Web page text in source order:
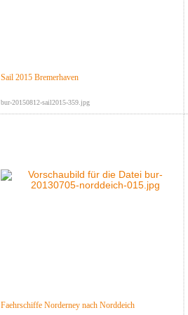
Sail 2015 Bremerhaven
bur-20150812-sail2015-359.jpg
Faehrschiffe Norderney nach Norddeich